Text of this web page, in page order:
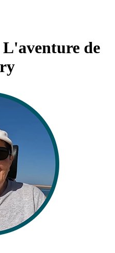
de